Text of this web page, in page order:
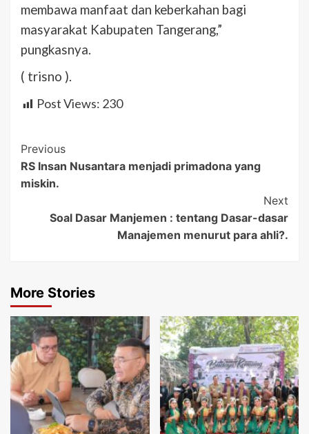
membawa manfaat dan keberkahan bagi
masyarakat Kabupaten Tangerang,”
pungkasnya.
( trisno ).
Post Views: 230
Post
Navigation
Previous
RS Insan Nusantara menjadi primadona yang
miskin.
Next
Soal Dasar Manjemen : tentang Dasar-dasar
Manajemen menurut para ahli?.
More Stories